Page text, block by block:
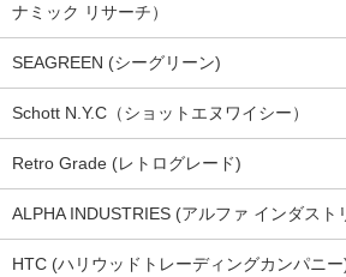
ナミック リサーチ）
SEAGREEN (シーグリーン)
Schott N.Y.C（ショットエヌワイシー）
Retro Grade (レトログレード)
ALPHA INDUSTRIES (アルファ インダスト
HTC (ハリウッドトレーディングカンパニー